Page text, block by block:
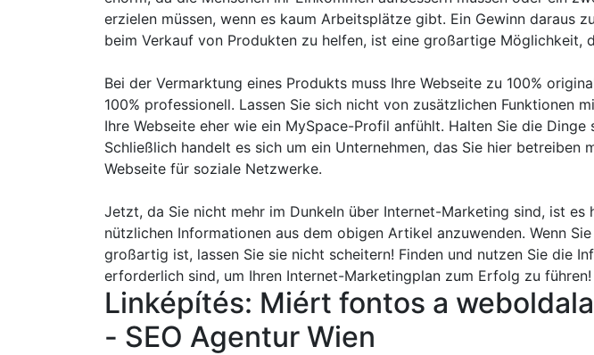
erzielen müssen, wenn es kaum Arbeitsplätze gibt. Ein Gewinn daraus
beim Verkauf von Produkten zu helfen, ist eine großartige Möglichkeit,
Bei der Vermarktung eines Produkts muss Ihre Webseite zu 100%
100% professionell. Lassen Sie sich nicht von zusätzlichen Funktionen
Ihre Webseite eher wie ein MySpace-Profil anfühlt. Halten Sie die
Schließlich handelt es sich um ein Unternehmen, das Sie hier betreiben
Webseite für soziale Netzwerke.
Jetzt, da Sie nicht mehr im Dunkeln über Internet-Marketing sind, ist es
nützlichen Informationen aus dem obigen Artikel anzuwenden. Wenn
großartig ist, lassen Sie sie nicht scheitern! Finden und nutzen Sie die
erforderlich sind, um Ihren Internet-Marketingplan zum Erfolg zu führen!
Linképítés: Miért fontos a
- SEO Agentur Wien